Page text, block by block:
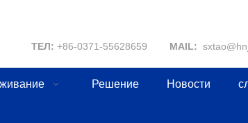
ТЕЛ: +86-0371-55628659 MAIL:
Решение Новости